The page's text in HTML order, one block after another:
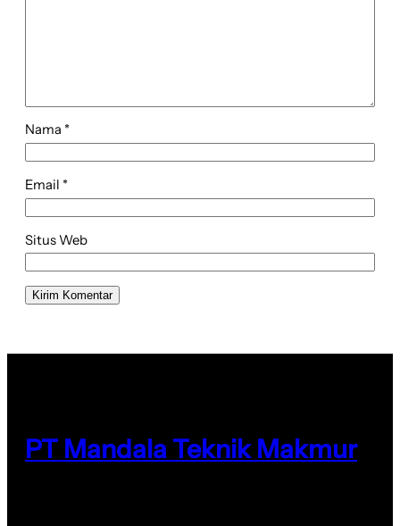
Nama *
Email *
Situs Web
PT Mandala Teknik Makmur